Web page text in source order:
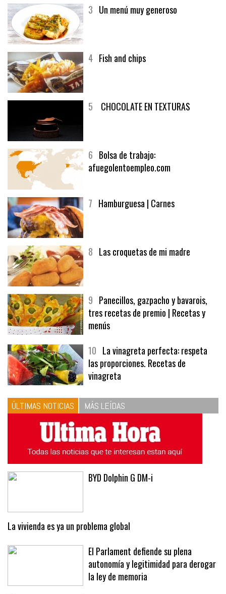
3 Un menú muy generoso
4 Fish and chips
5 CHOCOLATE EN TEXTURAS
6 Bolsa de trabajo:
afuegolentoempleo.com
7 Hamburguesa | Carnes
8 Las croquetas de mi madre
9 Panecillos, gazpacho y bavarois,
tres recetas de premio | Recetas y
menús
10 La vinagreta perfecta: respeta
las proporciones. Recetas de
vinagreta
ÚLTIMAS NOTICIAS MÁS LEÍDAS
BYD Dolphin G DM-i
La vivienda es ya un problema global
El Parlament defiende su plena
autonomía y legitimidad para derogar
la ley de memoria